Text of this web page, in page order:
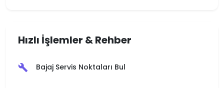
Hızlı İşlemler & Rehber
build Bajaj Servis Noktaları Bul